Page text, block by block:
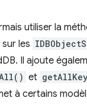
utiliser la
sur les
Il ajoute
et
à certains